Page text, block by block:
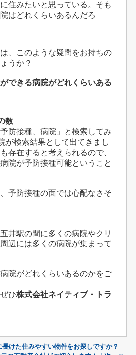
住みたいと思っている。そも
はどれくらいあるんだろ
、このような疑問をお持ちの
うか？
できる病院がどれくらいある
数
防接種、病院」と検索してみ
が検索結果として出てきまし
存在すると考えられるので、
院が予防接種可能ということ
予防接種の面では心配なさそ
井駅の間に多くの病院やクリ
辺には多くの病院が集まって
院がどれくらいあるのかをご
ひ株式会社ネイティブ・トラ
けた住みやすい物件をお探しですか？